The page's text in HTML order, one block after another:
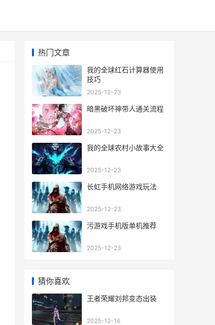
热门文章
我的全球红石计算器使用
技巧
2025-12-23
暗黑破坏神带人通关流程
2025-12-23
我的全球农村小故事大全
2025-12-23
长虹手机网络游戏玩法
2025-12-23
污游戏手机版单机推荐
2025-12-23
猜你喜欢
王者荣耀刘邦变态出装
2025-12-16